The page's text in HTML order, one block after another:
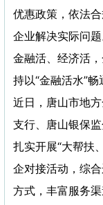
优惠政策，依法
企业解决实际问题
金融活、经济活
持以“金融活水”畅
近日，唐山市地
支行、唐山银保
扎实开展“大帮扶
企对接活动，综
方式，丰富服务